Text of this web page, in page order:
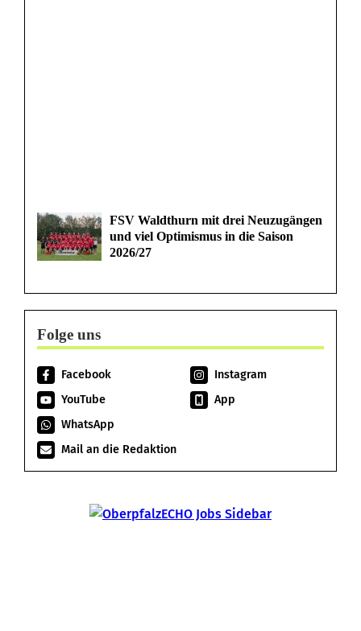
FSV Waldthurn mit drei Neuzugängen
und viel Optimismus in die Saison
2026/27
Folge uns
Facebook
Instagram
YouTube
App
WhatsApp
Mail an die Redaktion